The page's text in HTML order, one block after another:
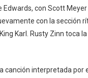
con Scott
con la sección
Karl. Rusty Zinn toca
canción interpretada por